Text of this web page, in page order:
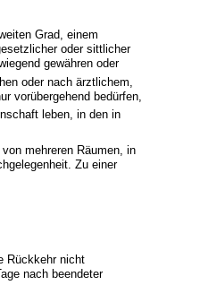
Grad, einem
oder sittlicher
gewähren oder
oder nach ärztlichem,
vorübergehend bedürfen,
leben, in den in
mehreren Räumen, in
Zu einer
Rückkehr nicht
nach beendeter